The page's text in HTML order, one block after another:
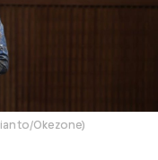
Okezone)